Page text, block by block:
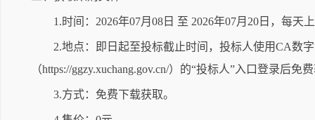
1.时间：2026年07月08日 至 2026年07月20日，每天
2.地点：即日起至投标截止时间，投标人使用CA数
（https://ggzy.xuchang.gov.cn/）的“投标人”入口登录后免
3.方式：免费下载获取。